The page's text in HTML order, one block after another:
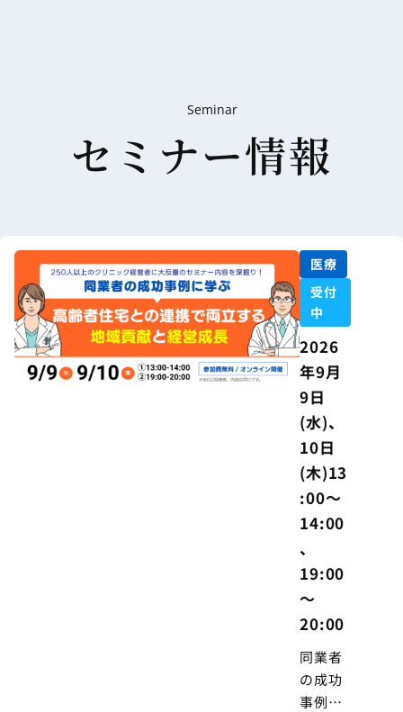
Seminar
セミナー情報
医療
受付
中
2026
年9月
9日
(水)、
10日
(木)13
:00～
14:00
、
19:00
～
20:00
同業者
の成功
事例に